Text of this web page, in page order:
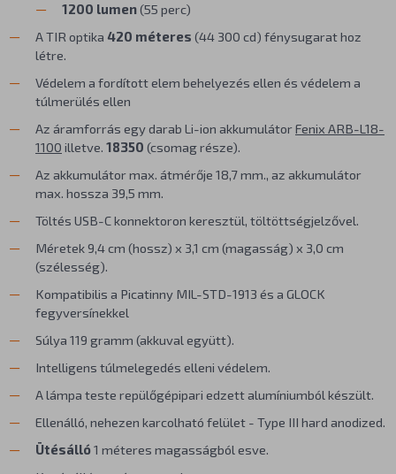
1200 lumen(55 perc)
A TIR optika 420 méteres (44 300 cd) fénysugarat hoz
létre.
Védelem a fordított elem behelyezés ellen és védelem a
túlmerülés ellen
Az áramforrás egy darab Li-ion akkumulátorFenix ARB-L18-
1100 illetve. 18350 (csomag része).
Az akkumulátor max. átmérője 18,7 mm., az akkumulátor
max. hossza 39,5 mm.
Töltés USB-C konnektoron keresztül, töltöttségjelzővel.
Méretek 9,4 cm (hossz) x 3,1 cm (magasság) x 3,0 cm
(szélesség).
Kompatibilis a Picatinny MIL-STD-1913 és a GLOCK
fegyversínekkel
Súlya 119 gramm (akkuval együtt).
Intelligens túlmelegedés elleni védelem.
A lámpa teste repülőgépipari edzett alumíniumból készült.
Ellenálló, nehezen karcolható felület - Type III hard anodized.
Ütésálló1 méteres magasságból esve.